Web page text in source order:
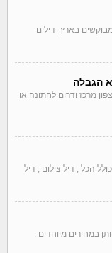
בארץ- דילים
הגבלה
מרכז ודרום לחתונה או
הכל , דיל צילום , דיל
במחירים מיוחדים .